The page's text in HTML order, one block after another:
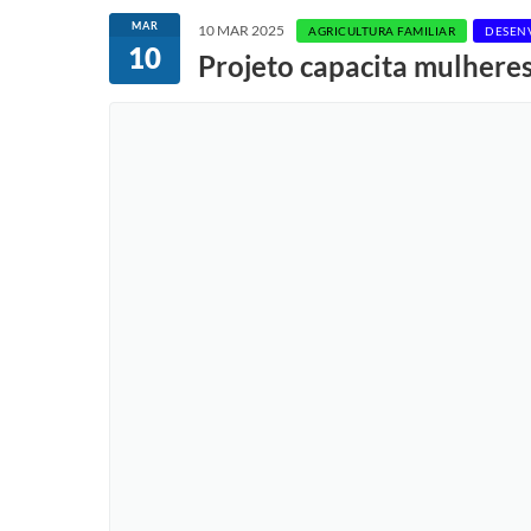
MAR
10
10 MAR 2025 AGRICULTURA FAMILIAR
Projeto capacita